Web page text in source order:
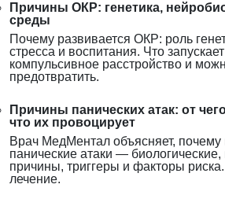
Причины ОКР: генетика,
среды
Почему развивается ОКР: роль
стресса и воспитания. Что
компульсивное расстройство и
предотвратить.
Причины панических атак: от
что их провоцирует
Врач МедМентал объясняет, почему
панические атаки — биологические,
причины, триггеры и факторы
лечение.